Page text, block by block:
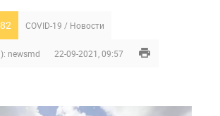
COVID-19 / Новости
newsmd 22-09-2021, 09:57